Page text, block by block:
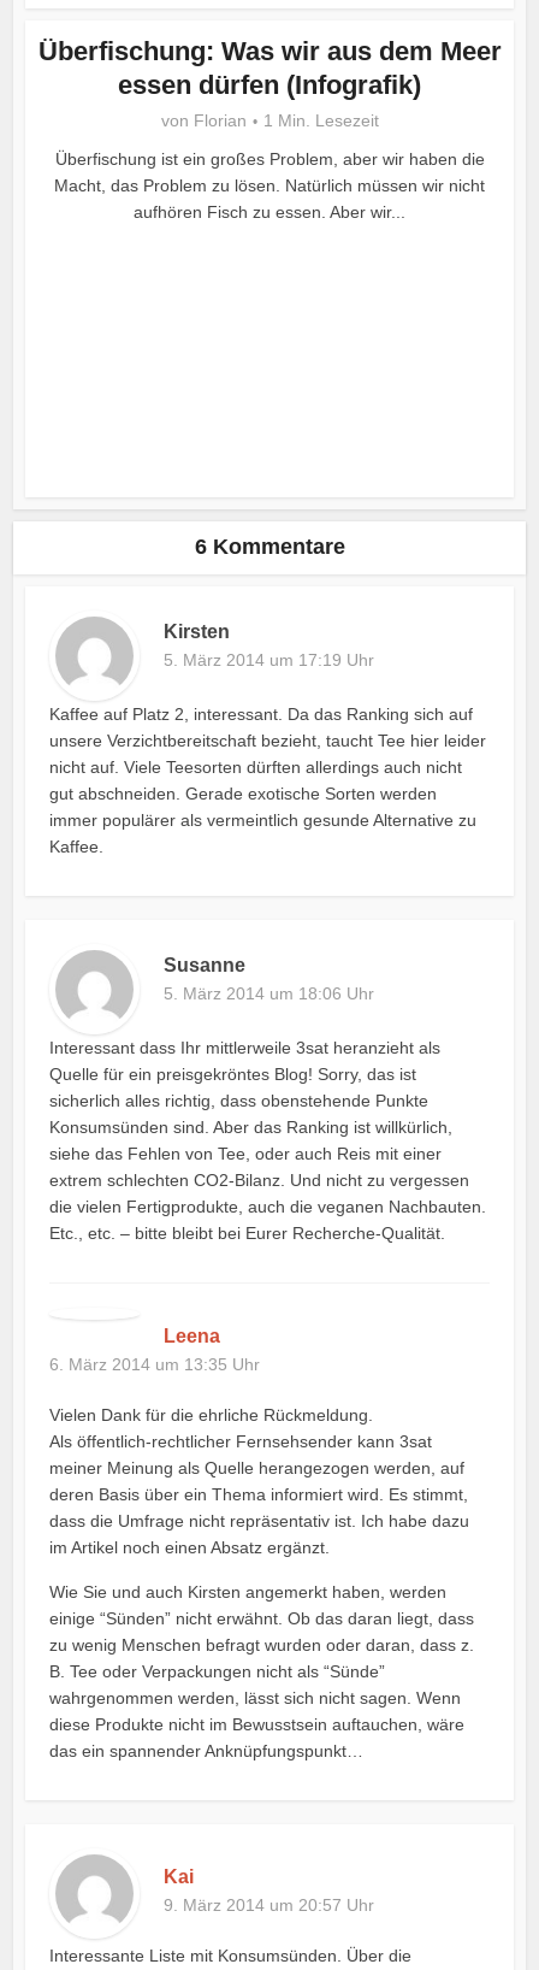
Überfischung: Was wir aus dem Meer
essen dürfen (Infografik)
von Florian
1 Min. Lesezeit
Überfischung ist ein großes Problem, aber wir haben die
Macht, das Problem zu lösen. Natürlich müssen wir nicht
aufhören Fisch zu essen. Aber wir...
6 Kommentare
Kirsten
5. März 2014 um 17:19 Uhr
Kaffee auf Platz 2, interessant. Da das Ranking sich auf
unsere Verzichtbereitschaft bezieht, taucht Tee hier leider
nicht auf. Viele Teesorten dürften allerdings auch nicht
gut abschneiden. Gerade exotische Sorten werden
immer populärer als vermeintlich gesunde Alternative zu
Kaffee.
Susanne
5. März 2014 um 18:06 Uhr
Interessant dass Ihr mittlerweile 3sat heranzieht als
Quelle für ein preisgekröntes Blog! Sorry, das ist
sicherlich alles richtig, dass obenstehende Punkte
Konsumsünden sind. Aber das Ranking ist willkürlich,
siehe das Fehlen von Tee, oder auch Reis mit einer
extrem schlechten CO2-Bilanz. Und nicht zu vergessen
die vielen Fertigprodukte, auch die veganen Nachbauten.
Etc., etc. – bitte bleibt bei Eurer Recherche-Qualität.
Leena
6. März 2014 um 13:35 Uhr
Vielen Dank für die ehrliche Rückmeldung.
Als öffentlich-rechtlicher Fernsehsender kann 3sat
meiner Meinung als Quelle herangezogen werden, auf
deren Basis über ein Thema informiert wird. Es stimmt,
dass die Umfrage nicht repräsentativ ist. Ich habe dazu
im Artikel noch einen Absatz ergänzt.
Wie Sie und auch Kirsten angemerkt haben, werden
einige “Sünden” nicht erwähnt. Ob das daran liegt, dass
zu wenig Menschen befragt wurden oder daran, dass z.
B. Tee oder Verpackungen nicht als “Sünde”
wahrgenommen werden, lässt sich nicht sagen. Wenn
diese Produkte nicht im Bewusstsein auftauchen, wäre
das ein spannender Anknüpfungspunkt…
Kai
9. März 2014 um 20:57 Uhr
Interessante Liste mit Konsumsünden. Über die